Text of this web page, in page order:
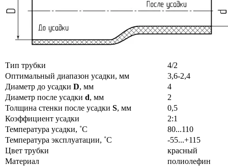
Тип трубки
4/2
Оптимальный диапазон усадки, мм
3,6-2,4
Диаметр до усадки D, мм
4
Диаметр после усадки d, мм
2
Толщина стенки после усадки S, мм
0,5
Коэффициент усадки
2:1
Температура усадки, ˚С
80...110
Температура эксплуатации, ˚С
-55...+115
Цвет трубки
красный
Материал
полиолефин